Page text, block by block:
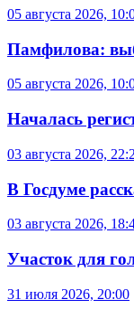
05 августа 2026,
Памфилова:
05 августа 2026,
Началась
03 августа 2026,
В Госдуме
03 августа 2026,
Участок для
31 июля 2026, 20:00